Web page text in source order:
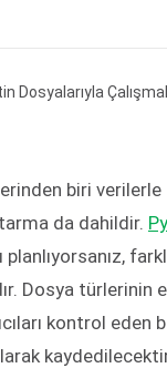
biri verilerle
da dahildir.
Dosya türlerinin
kontrol eden